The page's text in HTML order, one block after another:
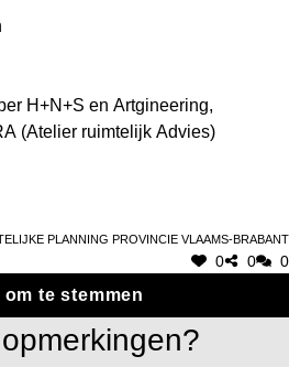
H+N+S en Artgineering,
(Atelier ruimtelijk Advies)
Planning Provincie Vlaams-Brabant
0 0 0
om te stemmen